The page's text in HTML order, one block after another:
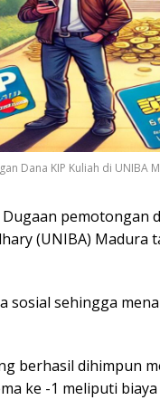
Dana KIP Kuliah di UNIBA
Dugaan pemotongan
(UNIBA) Madura
sosial sehingga
berhasil dihimpun
ke -1 meliputi